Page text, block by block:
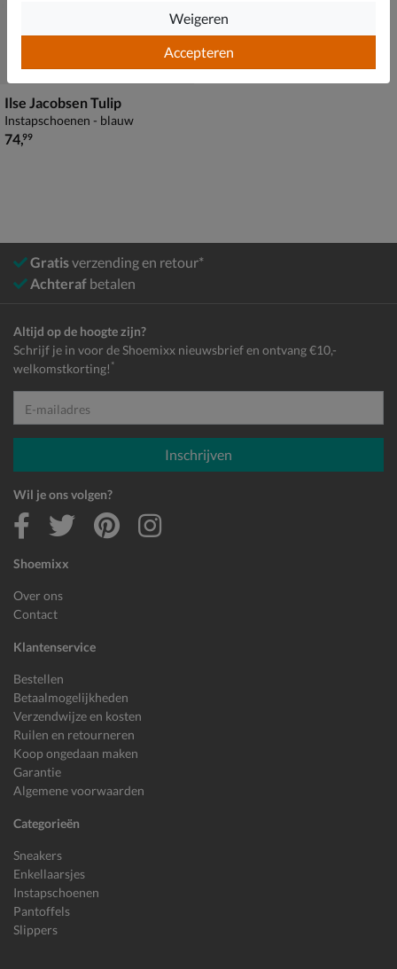
Ilse Jacobsen Tulip
Instapschoenen - blauw
€ 74,99
74,99
Gratisverzending en retour*
Achteraf betalen
Shoemixx
Over ons
Contact
Klantenservice
Bestellen
Betaalmogelijkheden
Verzendwijze en kosten
Ruilen en retourneren
Koop ongedaan maken
Garantie
Algemene voorwaarden
Categorieën
Sneakers
Enkellaarsjes
Instapschoenen
Pantoffels
Slippers
Altijd op de hoogte zijn?
Schrijf je in voor de Shoemixx nieuwsbrief en ontvang €10,-
welkomstkorting! *
E-mailadres
Inschrijven
Wil je ons volgen?
Accepteren
Weigeren